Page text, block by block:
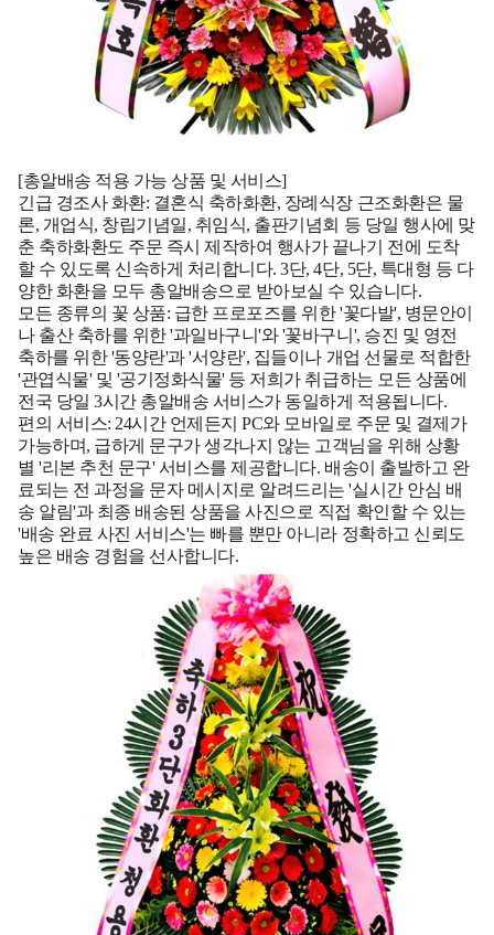
[총알배송 적용 가능 상품 및 서비스]
긴급 경조사 화환: 결혼식 축하화환, 장례식장 근조화환은 물
론, 개업식, 창립기념일, 취임식, 출판기념회 등 당일 행사에 맞
춘 축하화환도 주문 즉시 제작하여 행사가 끝나기 전에 도착
할 수 있도록 신속하게 처리합니다. 3단, 4단, 5단, 특대형 등 다
양한 화환을 모두 총알배송으로 받아보실 수 있습니다.
모든 종류의 꽃 상품: 급한 프로포즈를 위한 '꽃다발', 병문안이
나 출산 축하를 위한 '과일바구니'와 '꽃바구니', 승진 및 영전
축하를 위한 '동양란'과 '서양란', 집들이나 개업 선물로 적합한
'관엽식물' 및 '공기정화식물' 등 저희가 취급하는 모든 상품에
전국 당일 3시간 총알배송 서비스가 동일하게 적용됩니다.
편의 서비스:24시간 언제든지 PC와 모바일로 주문 및 결제가
가능하며, 급하게 문구가 생각나지 않는 고객님을 위해 상황
별 '리본 추천 문구' 서비스를 제공합니다. 배송이 출발하고 완
료되는 전 과정을 문자 메시지로 알려드리는 '실시간 안심 배
송 알림'과 최종 배송된 상품을 사진으로 직접 확인할 수 있는
'배송 완료 사진 서비스'는 빠를 뿐만 아니라 정확하고 신뢰도
높은 배송 경험을 선사합니다.